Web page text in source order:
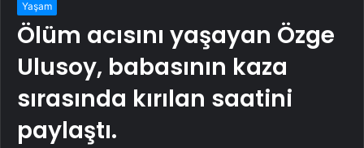
Yaşam
Ölüm acısını yaşayan Özge
Ulusoy, babasının kaza
sırasında kırılan saatini
paylaştı.